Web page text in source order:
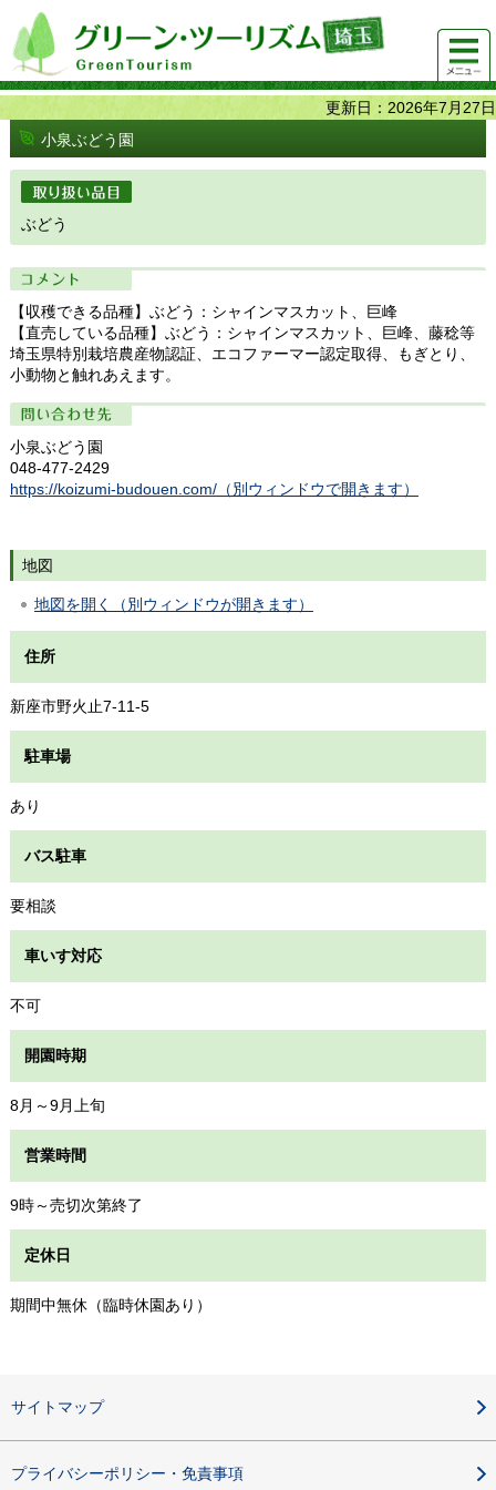
グリーンツーリズム埼玉 緑豊かな農山村で 楽しく！
美味しく！
メニュ
ー
更新日：2026年7月27日
小泉ぶどう園
取り扱い品目
ぶどう
コメント
【収穫できる品種】ぶどう：シャインマスカット、巨峰
【直売している品種】ぶどう：シャインマスカット、巨峰、藤稔等
埼玉県特別栽培農産物認証、エコファーマー認定取得、もぎとり、
小動物と触れあえます。
問い合わせ先
小泉ぶどう園
048-477-2429
https://koizumi-budouen.com/（別ウィンドウで開きます）
地図
地図を開く（別ウィンドウが開きます）
住所
新座市野火止7-11-5
駐車場
あり
バス駐車
要相談
車いす対応
不可
開園時期
8月～9月上旬
営業時間
9時～売切次第終了
定休日
期間中無休（臨時休園あり）
サイトマップ
プライバシーポリシー・免責事項